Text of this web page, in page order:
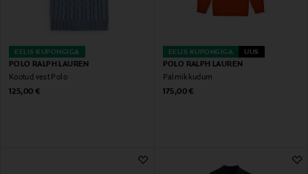
EELIS KUPONGIGA
POLO RALPH LAUREN
Kootud vest Polo
Original Price
125,00 €
EELIS KUPONGIGA UUS
POLO RALPH LAUREN
Palmikkudum
Original Price
175,00 €